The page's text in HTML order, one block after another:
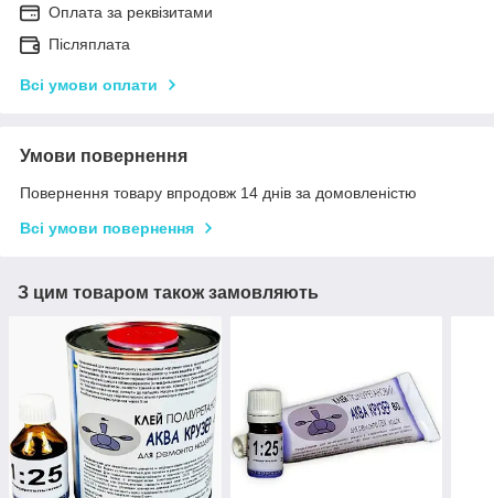
Оплата за реквізитами
Післяплата
Всі умови оплати
Умови повернення
Повернення товару впродовж 14 днів за домовленістю
Всі умови повернення
З цим товаром також замовляють